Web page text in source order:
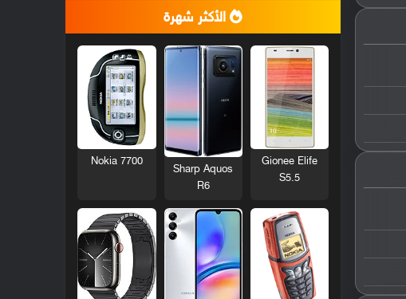
الأكثر شهرة
Gionee Elife
S5.5
Sharp Aquos
R6
Nokia 7700